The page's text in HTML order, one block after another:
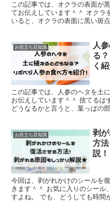
この記事では、オクラの表面が
てお伝えしています＾＾ オクラ
いると、オクラの表面に黒い斑
お役立ち豆知識
人
る
く
この記事では、人参のヘタを土
お伝えしています＾＾ 捨てるは
どうなるかと言うと、葉っぱの
お役立ち豆知識
剥
方
説！
今回は、剥がれかけのシールを
きます＾＾ お気に入りのシール
すよね。 でも、どうしても時間